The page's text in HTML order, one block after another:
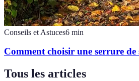
Conseils et Astuces6 min
Comment choisir une serrure
Tous les articles